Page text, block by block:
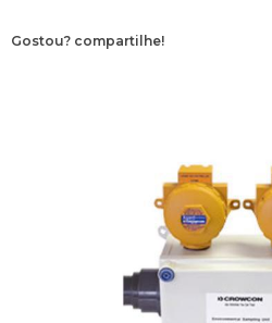
Gostou? compartilhe!